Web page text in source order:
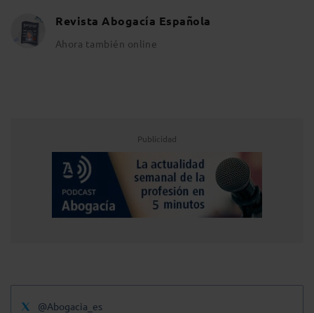
Revista Abogacía Española
Ahora también online
Publicidad
@Abogacia_es